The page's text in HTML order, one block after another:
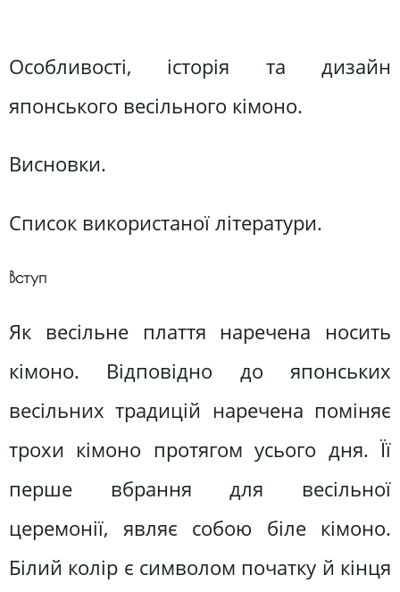
Особливості, історія та дизайн
японського весільного кімоно.
Висновки.
Список використаної літератури.
Вступ
Як весільне плаття наречена носить
кімоно. Відповідно до японських
весільних традицій наречена поміняє
трохи кімоно протягом усього дня. Її
перше вбрання для весільної
церемонії, являє собою біле кімоно.
Білий колір є символом початку й кінця